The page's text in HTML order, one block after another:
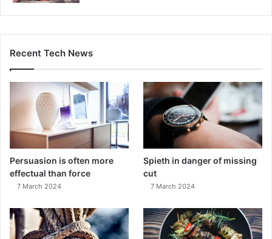
Recent Tech News
Persuasion is often more
effectual than force
7 March 2024
Spieth in danger of missing
cut
7 March 2024